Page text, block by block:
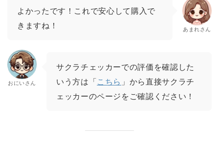
よかったです！これで安心して購入で
きますね！
あまれさん
おにいさん
サクラチェッカーでの評価を確認した
いう方は「こちら 」から直接サクラチ
ェッカーのページをご確認ください！